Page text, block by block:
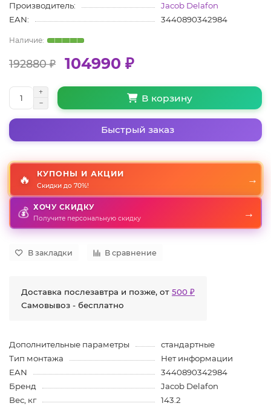
Производитель:
Jacob Delafon
EAN:
3440890342984
192880 ₽ 104990 ₽
В корзину
Быстрый заказ
🔥 КУПОНЫ И АКЦИИ
Скидки до 70%!
→
💰 ХОЧУ СКИДКУ
Получите персональную скидку →
В закладки В сравнение
Доставка послезавтра и позже, от 500 ₽
Самовывоз - бесплатно
Дополнительные параметры
стандартные
Тип монтажа
Нет информации
EAN
3440890342984
Бренд
Jacob Delafon
Вес, кг
143.2